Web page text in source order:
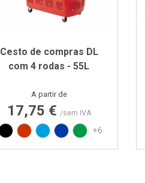
Cesto de compras DL
com 4 rodas - 55L
Preço
A partir de
17,75 € /sem IVA
Preto Vermelho RAL3020
Azul PAN 299C
Azul PAN 293C
Verde PAN 347C
+6